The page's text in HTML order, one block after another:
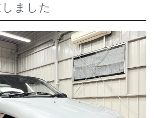
ました